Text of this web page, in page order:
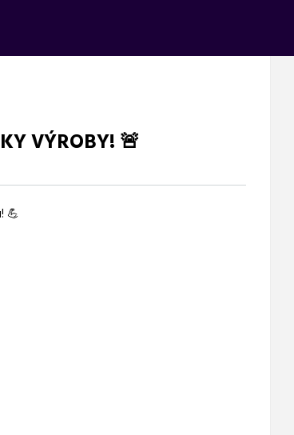
VÝROBY! 🚨
170 Kč/hod, vhodné pro manuálně zručné.
💪